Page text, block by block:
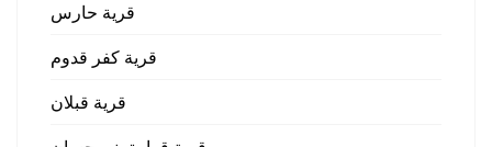
قرية حارس
قرية كفر قدوم
قرية قبلان